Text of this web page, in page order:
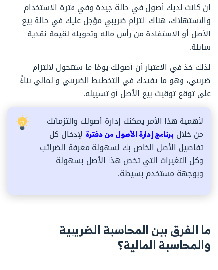
إن كانت لديك أصول في حالة جيدة وفي فترة الاستخدام
والاستهلاك، هناك التزام ضريبي مؤجل عليك في حالة بيع
الأصل أو الاستفادة من رأس ماله وتحويله لقيمة نقدية
سائلة.
لذلك خذ في الاعتبار أن أصولك يومًا ما ستتحول لالتزام
ضريبي، وهو ما يفيدك في التخطيط الضريبي والمالي بناءًً
على توقع توقيت بيع الأصل أو تسييله.
لأهمية هذا الأمر يمكنك إدارة أصولك والتزماتك
من خلال برنامج إدارة الأصول من دفترة لإدخال كل
تفاصيل الأصل الخاص بك لسهولة معرفة الضرائب
وكل التغيرات التي تخص هذا الأصل بسهولة
وبوجهة مستخدم بسيطة.
ما الفرق بين المحاسبة الضريبية
والمحاسبة المالية؟